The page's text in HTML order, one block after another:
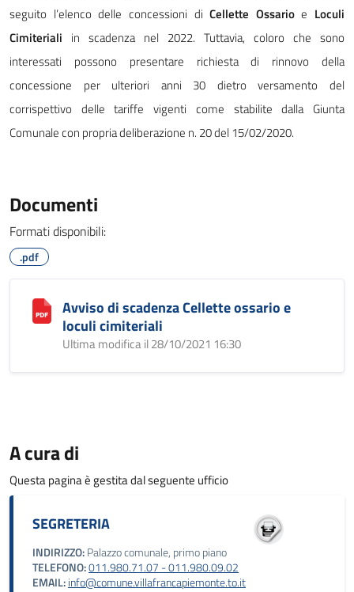
seguito l’elenco delle concessioni diCellette Ossarioe Loculi
Cimiteriali in scadenza nel 2022. Tuttavia, coloro che sono
interessati possono presentare richiesta di rinnovo della
concessione per ulteriori anni 30 dietro versamento del
corrispettivo delle tariffe vigenti come stabilite dalla Giunta
Comunale con propria deliberazione n. 20 del 15/02/2020.
Documenti
Formati disponibili:
.pdf
Avviso di scadenza Cellette ossario e
loculi cimiteriali
Ultima modifica il 28/10/2021 16:30
A cura di
Questa pagina è gestita dal seguente ufficio
SEGRETERIA
INDIRIZZO:Palazzo comunale, primo piano
TELEFONO:011.980.71.07 - 011.980.09.02
EMAIL:info@comune.villafrancapiemonte.to.it